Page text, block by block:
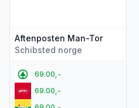
Aftenposten Man-Tor
Schibsted norge
69.00,-
69.00,-